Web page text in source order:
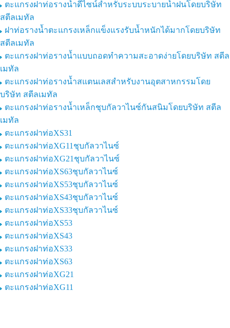
ตะแกรงฝาท่อรางน้ำดีไซน์สำหรับระบบระบายน้ำฝนโดยบริษัท
สตีลเมทัล
ฝาท่อรางน้ำตะแกรงเหล็กแข็งแรงรับน้ำหนักได้มากโดยบริษัท
สตีลเมทัล
ตะแกรงฝาท่อรางน้ำแบบถอดทำความสะอาดง่ายโดยบริษัท สตีล
เมทัล
ตะแกรงฝาท่อรางน้ำสแตนเลสสำหรับงานอุตสาหกรรมโดย
บริษัท สตีลเมทัล
ตะแกรงฝาท่อรางน้ำเหล็กชุบกัลวาไนซ์กันสนิมโดยบริษัท สตีล
เมทัล
ตะแกรงฝาท่อXS31
ตะแกรงฝาท่อXG11ชุบกัลวาไนซ์
ตะแกรงฝาท่อXG21ชุบกัลวาไนซ์
ตะแกรงฝาท่อXS63ชุบกัลวาไนซ์
ตะแกรงฝาท่อXS53ชุบกัลวาไนซ์
ตะแกรงฝาท่อXS43ชุบกัลวาไนซ์
ตะแกรงฝาท่อXS33ชุบกัลวาไนซ์
ตะแกรงฝาท่อXS53
ตะแกรงฝาท่อXS43
ตะแกรงฝาท่อXS33
ตะแกรงฝาท่อXS63
ตะแกรงฝาท่อXG21
ตะแกรงฝาท่อXG11